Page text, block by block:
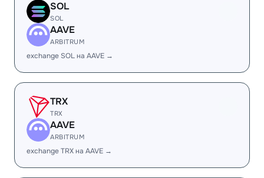
SOL
SOL
AAVE
ARBITRUM
exchange SOL на AAVE →
TRX
TRX
AAVE
ARBITRUM
exchange TRX на AAVE →